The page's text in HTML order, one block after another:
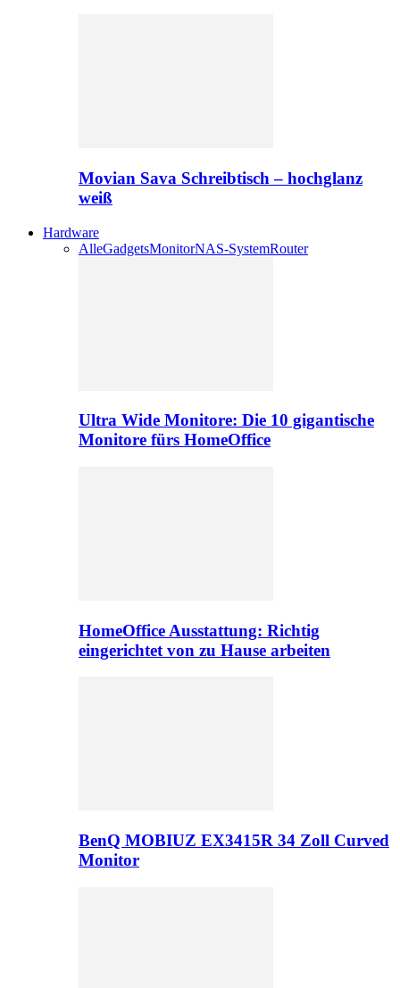
Movian Sava Schreibtisch – hochglanz
weiß
Hardware
AlleGadgetsMonitorNAS-SystemRouter
Ultra Wide Monitore: Die 10 gigantische
Monitore fürs HomeOffice
HomeOffice Ausstattung: Richtig
eingerichtet von zu Hause arbeiten
BenQ MOBIUZ EX3415R 34 Zoll Curved
Monitor